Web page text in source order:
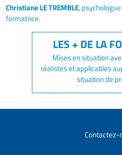
Christiane LE TREMBLE,
formatrice.
Mises en situation
réalistes et applicables
situation de
Contactez-